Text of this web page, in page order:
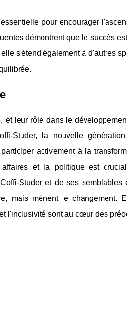
pour encourager
démontrent que le succès
s'étend également à d'autres
et leur rôle dans le
Studer, la nouvelle
activement à la
et la politique est
Studer et de ses semblables
mais mènent le changement.
l'inclusivité sont au cœur des